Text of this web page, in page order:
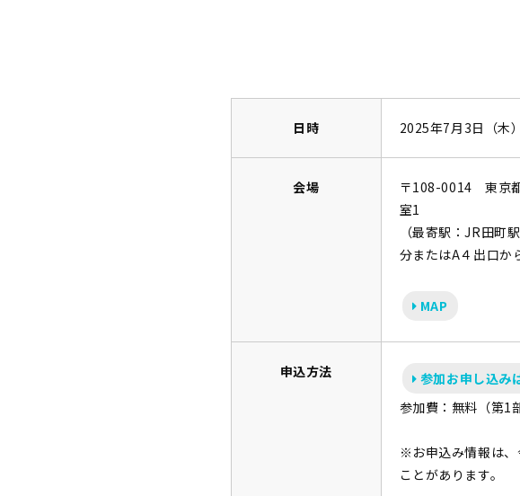
日時 2025年7月3日（木
会場
〒108-0014 東京
室1
（最寄駅：JR田
分またはA４出口か
MAP
申込方法
参加お申し込み
参加費：無料（第1
※お申込み情報は、
ことがあります。